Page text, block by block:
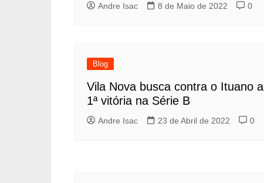
Andre Isac 8 de Maio de 2022 0
Blog
Vila Nova busca contra o Ituano a
1ª vitória na Série B
Andre Isac 23 de Abril de 2022 0